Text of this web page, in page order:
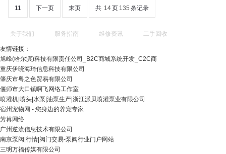
11 下一页 末页 共 14页 135 条记录
关于我们 服务指南 维修资讯 二手回收
友情链接：
旭峰(哈尔滨)科技有限责任公司_B2C商城系统开发_C2C商
重庆伊晓海琦信息科技有限公司
肇庆市粤之色贸易有限公司
偃师市大口镇啊飞网络工作室
喷灌机|喷头|水泵|油泵生产|浙江派贝喷灌泵业有限公司
宿州宠物网 - 您身边的养宠专家
芳苒网络
广州逆流信息技术有限公司
南京泵阀|行情|阀门交易-泵阀行业门户网站
三明万福传媒有限公司